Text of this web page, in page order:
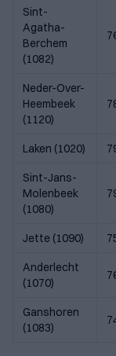
Sint-
Agatha-
Berchem
(1082)
Neder-Over-
Heembeek
(1120)
Laken (1020)
Sint-Jans-
Molenbeek
(1080)
Jette (1090)
Anderlecht
(1070)
Ganshoren
(1083)